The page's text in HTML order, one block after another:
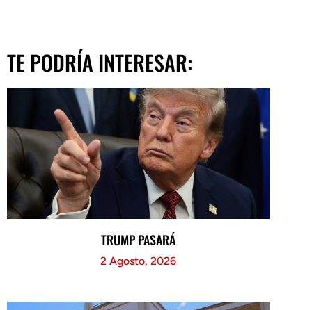
TE PODRÍA INTERESAR:
TRUMP PASARÁ
2 Agosto, 2026